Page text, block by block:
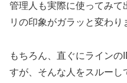
管理人も実際に使ってみ
リの印象がガラッと変わり
もちろん、直ぐにラインの
すが、そんな人をスルーし